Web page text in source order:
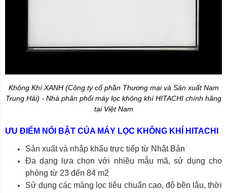
Không Khí XANH (Công ty cổ phần Thương mại và Sản xuất Nam
Trung Hải) - Nhà phân phối máy lọc không khí HITACHI chính hãng
tại Việt Nam
ƯU ĐIỂM NỔI BẬT CỦA MÁY LỌC KHÔNG KHÍ HITACHI
Sản xuất và nhập khẩu trực tiếp từ Nhật Bản
Đa dạng lựa chọn với nhiều mẫu mã, sử dụng cho
phòng từ 23 đến 84 m2
Sử dụng các màng lọc tiêu chuẩn cao, độ bền lâu, thời